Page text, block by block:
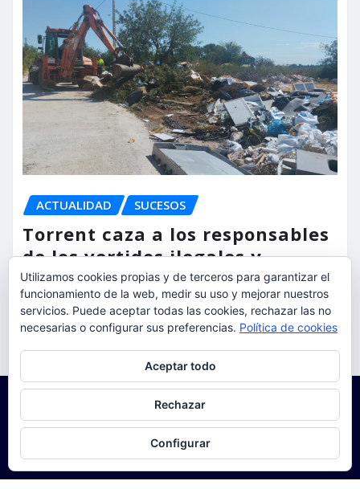
ACTUALIDAD SUCESOS
Torrent caza a los responsables
de los vertidos ilegales y
endurece las sanciones
torrent al dia Ago 7, 2026
Utilizamos cookies propias y de terceros para garantizar el
funcionamiento de la web, medir su uso y mejorar nuestros
servicios. Puede aceptar todas las cookies, rechazar las no
necesarias o configurar sus preferencias. Política de cookies
Aceptar todo
Rechazar
Configurar
Para obtener más información, incluido cómo gestionar las cookies,